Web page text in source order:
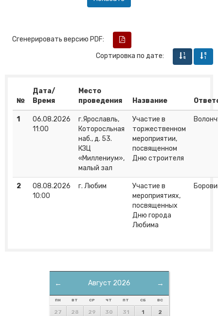
Сгенерировать версию PDF:
Сортировка по дате:
№
Дата/
Время
Место
проведения
Название
1
06.08.2026
11:00
г.Ярославль,
Которосльная
наб., д. 53.
КЗЦ
«Миллениум»,
малый зал
Участие в
торжественном
мероприятии,
посвященном
Дню строителя
2
08.08.2026
10:00
г. Любим
Участие в
мероприятиях,
посвященных
Дню города
Любима
← →
Август 2026
ПН ВТ СР ЧТ ПТ СБ ВС
27 28 29 30 31 1 2